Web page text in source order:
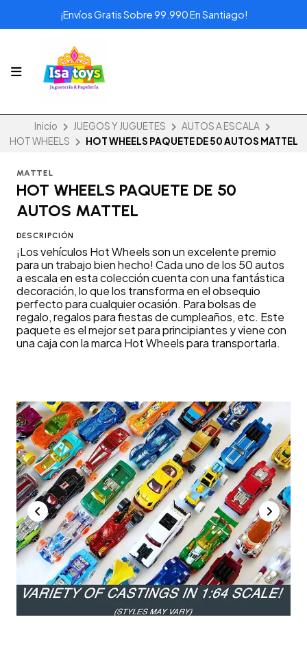
¡Envíos Gratis Sobre 99.990 En Santiago!
Inicio JUEGOS Y JUGUETES
AUTOS A ESCALA
HOT WHEELS
HOT WHEELS PAQUETE DE 50 AUTOS MATTEL
MATTEL
HOT WHEELS PAQUETE DE 50
AUTOS MATTEL
DESCRIPCIÓN
¡Los vehículos Hot Wheels son un excelente premio
para un trabajo bien hecho! Cada uno de los 50 autos
a escala en esta colección cuenta con una fantástica
decoración, lo que los transforma en el obsequio
perfecto para cualquier ocasión. Para bolsas de
regalo, regalos para fiestas de cumpleaños, etc. Este
paquete es el mejor set para principiantes y viene con
una caja con la marca Hot Wheels para transportarla.